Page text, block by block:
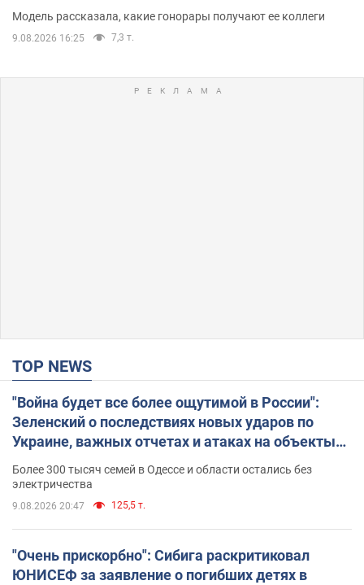
Модель рассказала, какие гонорары получают ее коллеги
9.08.2026 16:25 7,3 т.
TOP NEWS
"Война будет все более ощутимой в России":
Зеленский о последствиях новых ударов по
Украине, важных отчетах и атаках на объекты
противника. Видео
Более 300 тысяч семей в Одессе и области остались без
электричества
9.08.2026 20:47 125,5 т.
"Очень прискорбно": Сибига раскритиковал
ЮНИСЕФ за заявление о погибших детях в